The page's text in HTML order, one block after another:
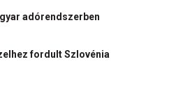
adórendszerben
fordult Szlovénia